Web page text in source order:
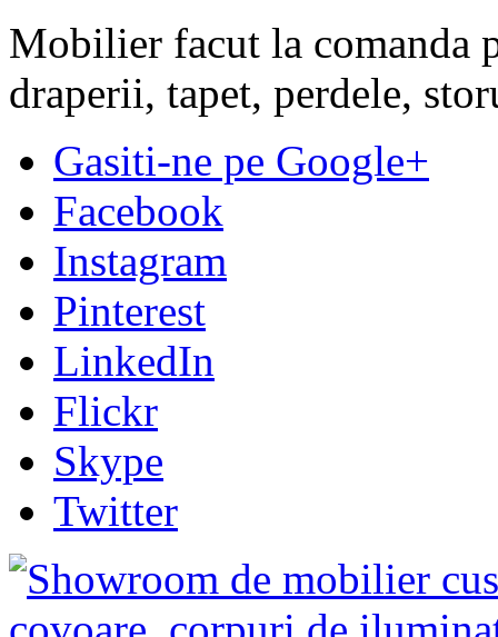
Mobilier facut la comanda
draperii, tapet, perdele,
Gasiti-ne pe Google+
Facebook
Instagram
Pinterest
LinkedIn
Flickr
Skype
Twitter